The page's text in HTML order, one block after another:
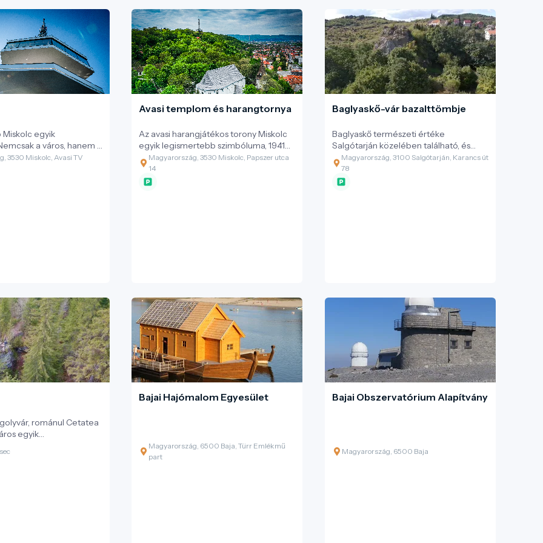
találkozása, amely napjainkban a
fenntartható turizmus legégetőbb
kérdéseire keresi a választ.
Miskolc egyik
a város, hanem a
egyik fontos
3530 Miskolc, Avasi TV
Avasi templom és harangtornya
Az avasi harangjátékos torony Miskolc
egyik legismertebb szimbóluma, 1941
óta dallamaival jelzi az idő múlását.
Magyarország, 3530 Miskolc, Papszer utca
14
Baglyaskő-vár bazalttömbje
Baglyaskő természeti értéke
Salgótarján közelében található, és
egyedülálló példája a geológiai,
kulturális és ökológiai értékek
fenntartható bemutatásának. A hely
Magyarország, 3100 Salgótarján, Karancs út
78
románul Cetatea
egyik
természeti
Ez a vadregényes,
Bajai Hajómalom Egyesület
Magyarország, 6500 Baja, Türr Emlékmű
part
Bajai Obszervatórium Alapítvány
Magyarország, 6500 Baja